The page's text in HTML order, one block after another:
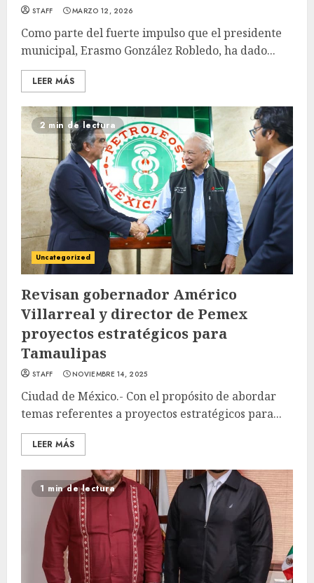
STAFF MARZO 12, 2026
Como parte del fuerte impulso que el presidente
municipal, Erasmo González Robledo, ha dado...
LEER MÁS
2 min de lectura
Uncategorized
Revisan gobernador Américo
Villarreal y director de Pemex
proyectos estratégicos para
Tamaulipas
STAFF NOVIEMBRE 14, 2025
Ciudad de México.- Con el propósito de abordar
temas referentes a proyectos estratégicos para...
LEER MÁS
1 min de lectura